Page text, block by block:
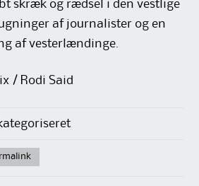
skræk og rædsel i den vestlige
af journalister og en
af vesterlændinge.
/ Rodi Said